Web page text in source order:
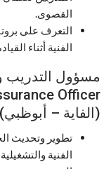
القصوى.
التعرف على
الفنية أثناء
(الفاية – أبوظبي)
تطوير وتحديث
الفنية